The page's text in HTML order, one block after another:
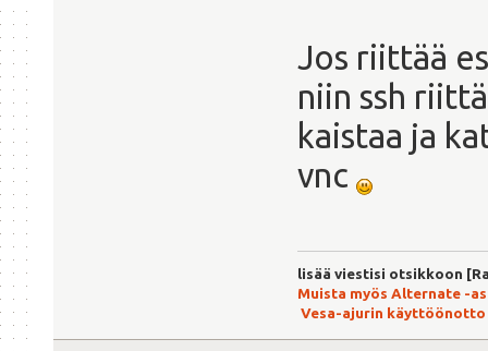
Jos riittää
niin ssh
kaistaa ja
vnc
lisää viestisi otsikkoon
Muista myös Alternate -
Vesa-ajurin käyttöönotto